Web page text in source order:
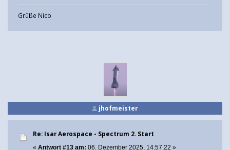
Grüße Nico
jhofmeister
Re: Isar Aerospace - Spectrum 2. Start
« Antwort #13 am: 06. Dezember 2025, 14:57:22 »